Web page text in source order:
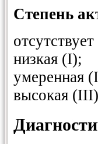
Степень
низкая (I);
умеренная
высокая